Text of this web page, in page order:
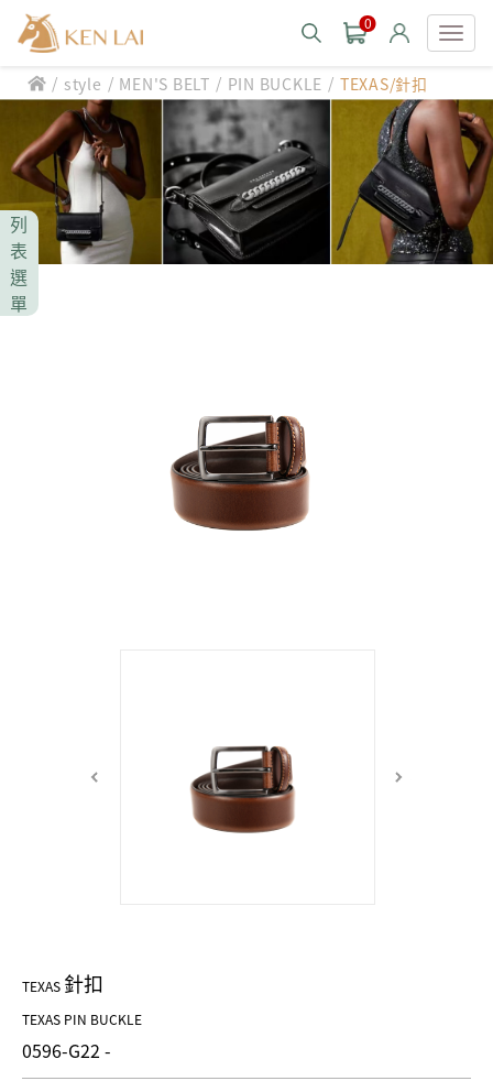
0
款式分類 style
男士包款 MEN'S BAG
男士夾款 MEN'S WALLET
男士皮帶 MEN'S BELT
皮革保養 LEATHER CARE
CHIARUGI
男士包款 MEN'S BAG
男士夾款 MEN'S WALLET
男士皮帶 MEN'S BELT
中性商品 UNISEX BAG/SLG
CUMAR
女士包款 LADIES' BAG
女士夾款 LADIES' WALLET
中性商品 UNISEX BAG/SLG
Roberta di Camerino
男士皮帶 MEN'S BELT
女士包款 LADIES' BAG
女士夾款 LADIES' WALLET
男士夾款 MEN'S WALLET
男士皮帶 MEN'S BELT
女士包款 LADIES' BAG
珍藏 THE BRIDGE (TB SPECIAL)
男士包款 MEN'S BAG
/ style / MEN'S BELT / PIN BUCKLE / TEXAS/針扣
列
表
選
單
TEXAS 針扣
TEXAS PIN BUCKLE
0596-G22 -